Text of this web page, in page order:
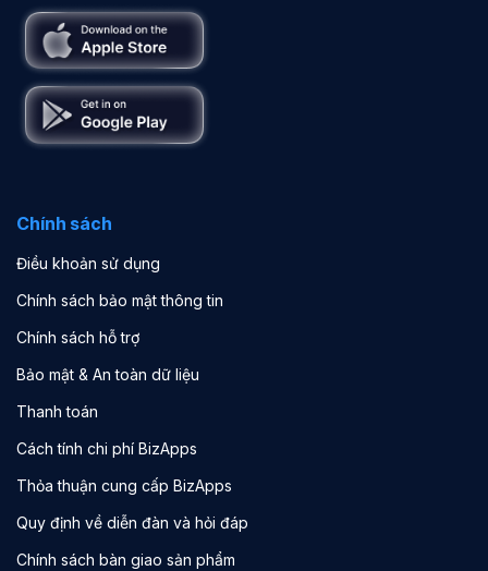
Chính sách
Điều khoản sử dụng
Chính sách bảo mật thông tin
Chính sách hỗ trợ
Bảo mật & An toàn dữ liệu
Thanh toán
Cách tính chi phí BizApps
Thỏa thuận cung cấp BizApps
Quy định về diễn đàn và hỏi đáp
Chính sách bàn giao sản phẩm